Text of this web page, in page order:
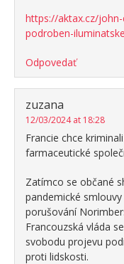
https://aktax.cz/
podroben-
Odpovedať
zuzana
12/03/2024 at 18:28
Francie chce
farmaceutické
Zatímco se občané
pandemické
porušování
Francouzská vláda
svobodu projevu
proti lidskosti.